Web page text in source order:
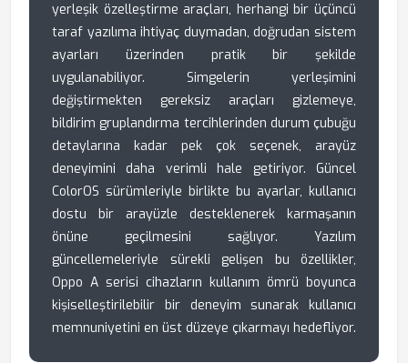
yerleşik özelleştirme araçları, herhangi bir üçüncü
taraf yazılıma ihtiyaç duymadan, doğrudan sistem
ayarları üzerinden pratik bir şekilde
uygulanabiliyor. Simgelerin yerleşimini
değiştirmekten gereksiz araçları gizlemeye,
bildirim gruplandırma tercihlerinden durum çubuğu
detaylarına kadar pek çok seçenek, arayüz
deneyimini daha verimli hale getiriyor. Güncel
ColorOS sürümleriyle birlikte bu ayarlar, kullanıcı
dostu bir arayüzle desteklenerek karmaşanın
önüne geçilmesini sağlıyor. Yazılım
güncellemeleriyle sürekli gelişen bu özellikler,
Oppo A serisi cihazların kullanım ömrü boyunca
kişiselleştirilebilir bir deneyim sunarak kullanıcı
memnuniyetini en üst düzeye çıkarmayı hedefliyor.